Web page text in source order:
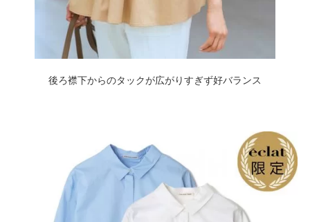
後ろ襟下からのタックが広がりすぎず好バランス